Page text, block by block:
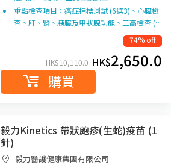
重點檢查項目：癌症指標測試 (6選3)、心臟檢
查、肝、腎、胰臟及甲狀腺功能、三高檢查 (…
74% off
HK$10,110.0 HK$2,650.0
購買
毅力Kinetics 帶狀皰疹(生蛇)疫苗 (1
針)
毅力醫護健康集團有限公司